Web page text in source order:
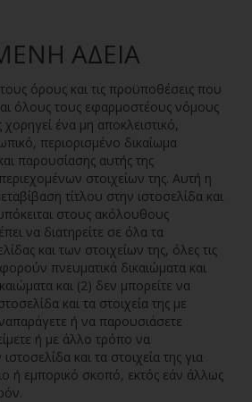
ΆΔΕΙΑ
όρους και τις προϋποθέσεις που
όλους τους εφαρμοστέους νόμους
ένα μη αποκλειστικό,
περιορισμένο δικαίωμα
παρουσίασης αυτής της
στοιχείων της. Αυτή η
τίτλου στην ιστοσελίδα και
στους ακόλουθους
να διατηρείτε σε όλα τα
και των στοιχείων της, όλες τις
πνευματικά δικαιώματα και
και (2) δεν μπορείτε να
και τα στοιχεία της με
ή να παρουσιάσετε
ή με άλλο τρόπο να
και τα στοιχεία της για
ή εμπορικό σκοπό, εκτός εάν άλλως